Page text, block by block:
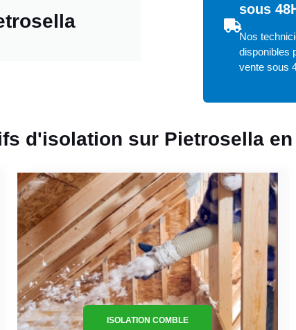
sous
Nos
disponibles
vente sous
d'isolation sur Pietrosella
ISOLATION COMBLE